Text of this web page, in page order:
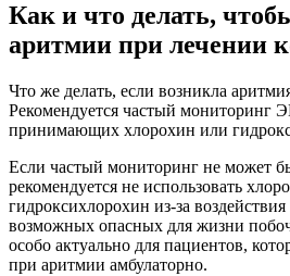
Как и что делать,
аритмии при лечении
Что же делать, если возникла
Рекомендуется частый мониторинг
принимающих хлорохин или
Если частый мониторинг не может
рекомендуется не использовать
гидроксихлорохин из-за
возможных опасных для жизни
особо актуально для пациентов,
при аритмии амбулаторно.